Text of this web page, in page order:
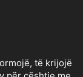
të krijojë